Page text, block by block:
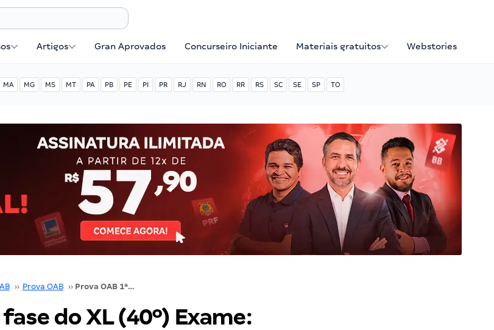
Artigos Gran Aprovados Concurseiro Iniciante Materiais gratuitos Webstories
MA MG MS MT PA PB PE PI PR RJ RN RO RR RS SC SE SP TO
›› Prova OAB ›› Prova OAB 1ª fase do XL (40º) Exame: participe do simulado!
fase do XL (40º) Exame: